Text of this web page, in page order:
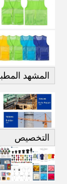
المشهد
التخصيص